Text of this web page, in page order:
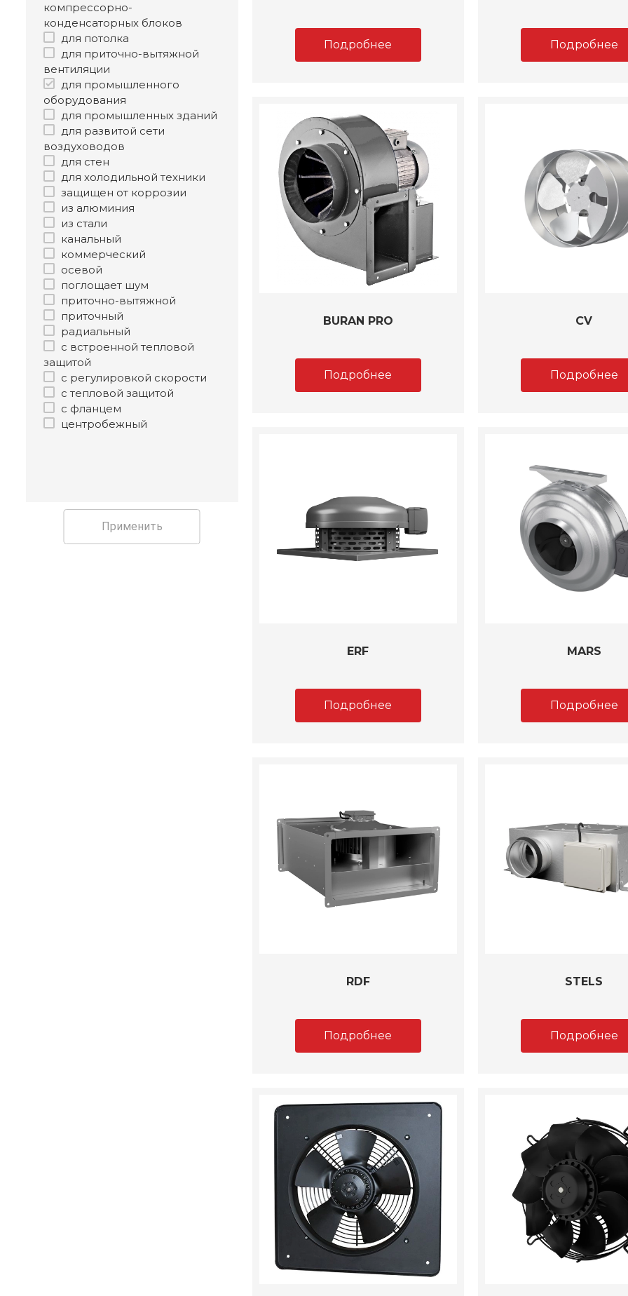
компрессорно-
конденсаторных блоков
для потолка
для приточно-вытяжной
вентиляции
для промышленного
оборудования
для промышленных зданий
для развитой сети
воздуховодов
для стен
для холодильной техники
защищен от коррозии
из алюминия
из стали
канальный
коммерческий
осевой
поглощает шум
приточно-вытяжной
приточный
радиальный
с встроенной тепловой
защитой
с регулировкой скорости
с тепловой защитой
с фланцем
центробежный
Применить
Подробнее Подробнее
BURAN PRO
Подробнее
CV
Подробнее
ERF
Подробнее
MARS
Подробнее
RDF
Подробнее
STELS
Подробнее